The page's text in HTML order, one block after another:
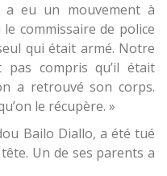
eu un mouvement à
commissaire de police
qui était armé. Notre
pas compris qu’il était
a retrouvé son corps.
le récupère. »
Bailo Diallo, a été tué
Un de ses parents a